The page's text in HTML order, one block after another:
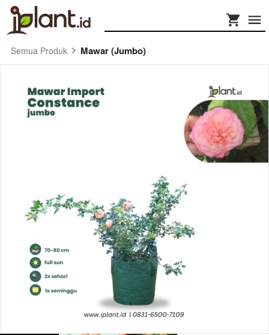
Semua Produk Mawar (Jumbo)